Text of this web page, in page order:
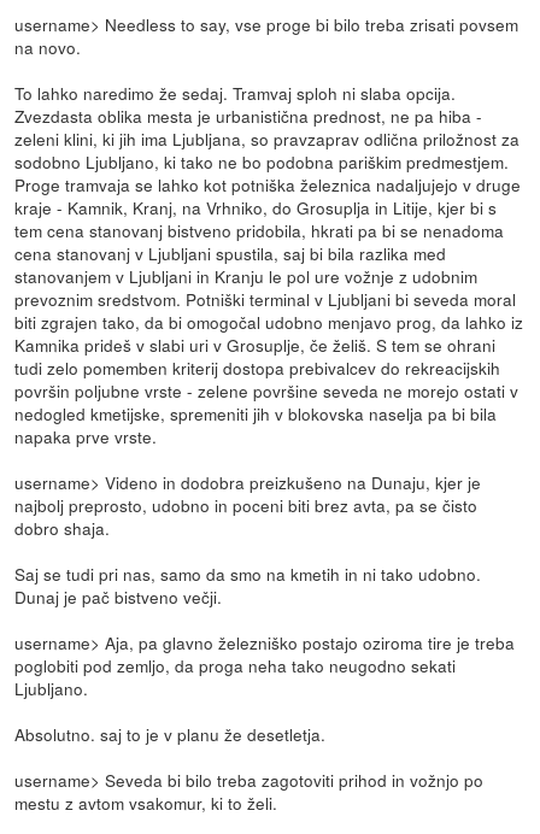
username> Needless to say, vse proge bi bilo treba zrisati povsem
na novo.
To lahko naredimo že sedaj. Tramvaj sploh ni slaba opcija.
Zvezdasta oblika mesta je urbanistična prednost, ne pa hiba -
zeleni klini, ki jih ima Ljubljana, so pravzaprav odlična priložnost za
sodobno Ljubljano, ki tako ne bo podobna pariškim predmestjem.
Proge tramvaja se lahko kot potniška železnica nadaljujejo v druge
kraje - Kamnik, Kranj, na Vrhniko, do Grosuplja in Litije, kjer bi s
tem cena stanovanj bistveno pridobila, hkrati pa bi se nenadoma
cena stanovanj v Ljubljani spustila, saj bi bila razlika med
stanovanjem v Ljubljani in Kranju le pol ure vožnje z udobnim
prevoznim sredstvom. Potniški terminal v Ljubljani bi seveda moral
biti zgrajen tako, da bi omogočal udobno menjavo prog, da lahko iz
Kamnika prideš v slabi uri v Grosuplje, če želiš. S tem se ohrani
tudi zelo pomemben kriterij dostopa prebivalcev do rekreacijskih
površin poljubne vrste - zelene površine seveda ne morejo ostati v
nedogled kmetijske, spremeniti jih v blokovska naselja pa bi bila
napaka prve vrste.
username> Videno in dodobra preizkušeno na Dunaju, kjer je
najbolj preprosto, udobno in poceni biti brez avta, pa se čisto
dobro shaja.
Saj se tudi pri nas, samo da smo na kmetih in ni tako udobno.
Dunaj je pač bistveno večji.
username> Aja, pa glavno železniško postajo oziroma tire je treba
poglobiti pod zemljo, da proga neha tako neugodno sekati
Ljubljano.
Absolutno. saj to je v planu že desetletja.
username> Seveda bi bilo treba zagotoviti prihod in vožnjo po
mestu z avtom vsakomur, ki to želi.